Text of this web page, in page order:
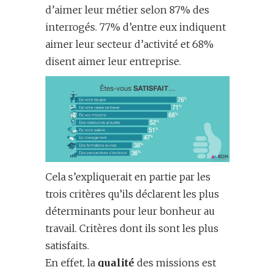
d’aimer leur métier selon 87% des
interrogés. 77% d’entre eux indiquent
aimer leur secteur d’activité et 68%
disent aimer leur entreprise.
Cela s’expliquerait en partie par les
trois critères qu’ils déclarent les plus
déterminants pour leur bonheur au
travail. Critères dont ils sont les plus
satisfaits.
En effet, la qualité des missions est